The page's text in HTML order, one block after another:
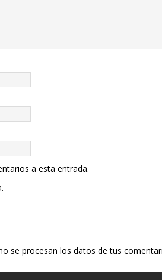
a esta entrada.
se procesan los datos de tus